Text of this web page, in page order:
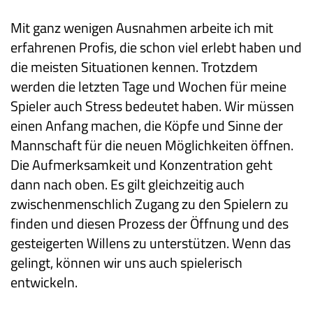
Mit ganz wenigen Ausnahmen arbeite ich mit
erfahrenen Profis, die schon viel erlebt haben und
die meisten Situationen kennen. Trotzdem
werden die letzten Tage und Wochen für meine
Spieler auch Stress bedeutet haben. Wir müssen
einen Anfang machen, die Köpfe und Sinne der
Mannschaft für die neuen Möglichkeiten öffnen.
Die Aufmerksamkeit und Konzentration geht
dann nach oben. Es gilt gleichzeitig auch
zwischenmenschlich Zugang zu den Spielern zu
finden und diesen Prozess der Öffnung und des
gesteigerten Willens zu unterstützen. Wenn das
gelingt, können wir uns auch spielerisch
entwickeln.